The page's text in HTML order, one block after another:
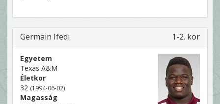
Germain Ifedi 1-2. kör
Egyetem
Texas A&M
Életkor
32 (1994-06-02)
Magasság